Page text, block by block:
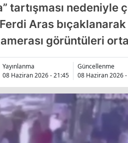
Balıkesir
Bilecik
Bingöl
Bolu
Burdur
Bursa
tartışması nedeniyle
Aras
görüntüleri
Yayınlanma
08 Haziran 2026 - 21:45
Güncellenme
08 Haziran 2026